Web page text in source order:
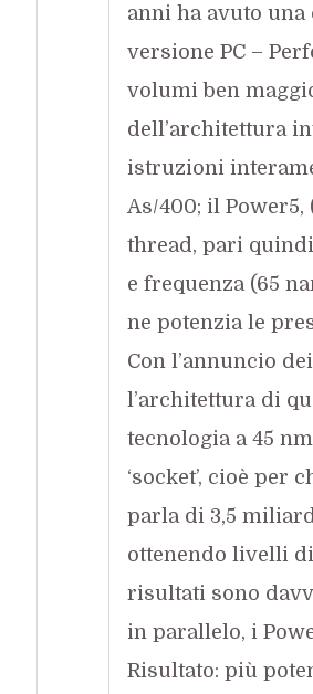
anni ha avuto
versione PC –
volumi ben
dell’architettura
istruzioni
As/400; il
thread, pari
e frequenza (65
ne potenzia le
Con l’annuncio
l’architettura di
tecnologia a 45
‘socket’, cioè
parla di 3,5
ottenendo livelli
risultati sono
in parallelo, i
Risultato: più